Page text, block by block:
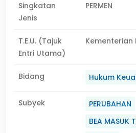
Singkatan
Jenis
PERMEN
T.E.U. (Tajuk
Entri Utama)
Kementerian
Bidang Hukum
Subyek
PERUBAHAN
BEA MASUK